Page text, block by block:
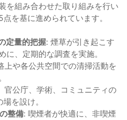
を組み合わせた取り組みを行い
を基に進められています。
定量的把握: 煙草が引き起こす
に、定期的な調査を実施。
上や各公共空間での清掃活動を
官公庁、学術、コミュニティの
を設け。
整備: 喫煙者が快適に、非喫煙